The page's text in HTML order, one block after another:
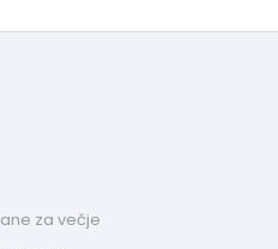
za večje